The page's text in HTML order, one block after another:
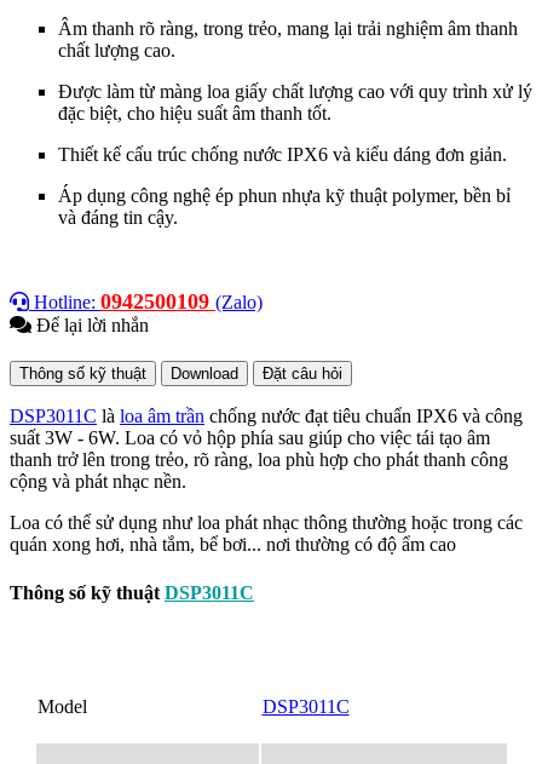
Âm thanh rõ ràng, trong trẻo, mang lại trải nghiệm âm thanh
chất lượng cao.
Được làm từ màng loa giấy chất lượng cao với quy trình xử lý
đặc biệt, cho hiệu suất âm thanh tốt.
Thiết kế cấu trúc chống nước IPX6 và kiểu dáng đơn giản.
Áp dụng công nghệ ép phun nhựa kỹ thuật polymer, bền bỉ
và đáng tin cậy.
Hotline: 0942500109 (Zalo)
Để lại lời nhắn
Thông số kỹ thuật Download Đặt câu hỏi
DSP3011C là loa âm trần chống nước đạt tiêu chuẩn IPX6 và công
suất 3W - 6W. Loa có vỏ hộp phía sau giúp cho việc tái tạo âm
thanh trở lên trong trẻo, rõ ràng, loa phù hợp cho phát thanh công
cộng và phát nhạc nền.
Loa có thể sử dụng như loa phát nhạc thông thường hoặc trong các
quán xong hơi, nhà tắm, bể bơi... nơi thường có độ ẩm cao
Thông số kỹ thuật DSP3011C
Model DSP3011C